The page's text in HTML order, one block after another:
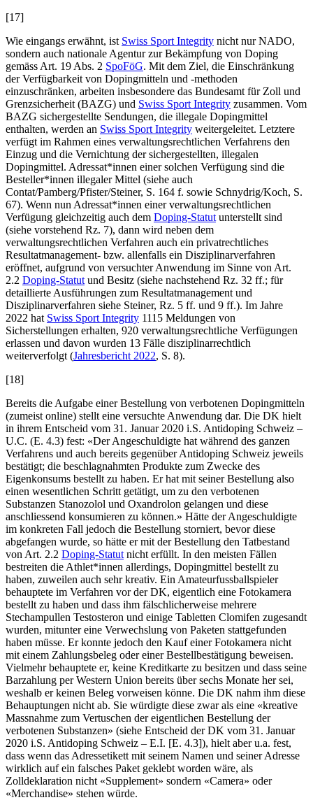
[17]
Wie eingangs erwähnt, ist Swiss Sport Integrity nicht nur NADO,
sondern auch nationale Agentur zur Bekämpfung von Doping
gemäss Art. 19 Abs. 2 SpoFöG. Mit dem Ziel, die Einschränkung
der Verfügbarkeit von Dopingmitteln und -methoden
einzuschränken, arbeiten insbesondere das Bundesamt für Zoll und
Grenzsicherheit (BAZG) und Swiss Sport Integrity zusammen. Vom
BAZG sichergestellte Sendungen, die illegale Dopingmittel
enthalten, werden an Swiss Sport Integrity weitergeleitet. Letztere
verfügt im Rahmen eines verwaltungsrechtlichen Verfahrens den
Einzug und die Vernichtung der sichergestellten, illegalen
Dopingmittel. Adressat*innen einer solchen Verfügung sind die
Besteller*innen illegaler Mittel (siehe auch
Contat/Pamberg/Pfister/Steiner, S. 164 f. sowie Schnydrig/Koch, S.
67). Wenn nun Adressat*innen einer verwaltungsrechtlichen
Verfügung gleichzeitig auch dem Doping-Statut unterstellt sind
(siehe vorstehend Rz. 7), dann wird neben dem
verwaltungsrechtlichen Verfahren auch ein privatrechtliches
Resultatmanagement- bzw. allenfalls ein Disziplinarverfahren
eröffnet, aufgrund von versuchter Anwendung im Sinne von Art.
2.2 Doping-Statut und Besitz (siehe nachstehend Rz. 32 ff.; für
detaillierte Ausführungen zum Resultatmanagement und
Disziplinarverfahren siehe Steiner, Rz. 5 ff. und 9 ff.). Im Jahre
2022 hat Swiss Sport Integrity 1115 Meldungen von
Sicherstellungen erhalten, 920 verwaltungsrechtliche Verfügungen
erlassen und davon wurden 13 Fälle disziplinarrechtlich
weiterverfolgt (Jahresbericht 2022, S. 8).
[18]
Bereits die Aufgabe einer Bestellung von verbotenen Dopingmitteln
(zumeist online) stellt eine versuchte Anwendung dar. Die DK hielt
in ihrem Entscheid vom 31. Januar 2020 i.S. Antidoping Schweiz –
U.C. (E. 4.3) fest: «Der Angeschuldigte hat während des ganzen
Verfahrens und auch bereits gegenüber Antidoping Schweiz jeweils
bestätigt; die beschlagnahmten Produkte zum Zwecke des
Eigenkonsums bestellt zu haben. Er hat mit seiner Bestellung also
einen wesentlichen Schritt getätigt, um zu den verbotenen
Substanzen Stanozolol und Oxandrolon gelangen und diese
anschliessend konsumieren zu können.» Hätte der Angeschuldigte
im konkreten Fall jedoch die Bestellung storniert, bevor diese
abgefangen wurde, so hätte er mit der Bestellung den Tatbestand
von Art. 2.2 Doping-Statut nicht erfüllt. In den meisten Fällen
bestreiten die Athlet*innen allerdings, Dopingmittel bestellt zu
haben, zuweilen auch sehr kreativ. Ein Amateurfussballspieler
behauptete im Verfahren vor der DK, eigentlich eine Fotokamera
bestellt zu haben und dass ihm fälschlicherweise mehrere
Stechampullen Testosteron und einige Tabletten Clomifen zugesandt
wurden, mitunter eine Verwechslung von Paketen stattgefunden
haben müsse. Er konnte jedoch den Kauf einer Fotokamera nicht
mit einem Zahlungsbeleg oder einer Bestellbestätigung beweisen.
Vielmehr behauptete er, keine Kreditkarte zu besitzen und dass seine
Barzahlung per Western Union bereits über sechs Monate her sei,
weshalb er keinen Beleg vorweisen könne. Die DK nahm ihm diese
Behauptungen nicht ab. Sie würdigte diese zwar als eine «kreative
Massnahme zum Vertuschen der eigentlichen Bestellung der
verbotenen Substanzen» (siehe Entscheid der DK vom 31. Januar
2020 i.S. Antidoping Schweiz – E.I. [E. 4.3]), hielt aber u.a. fest,
dass wenn das Adressetikett mit seinem Namen und seiner Adresse
wirklich auf ein falsches Paket geklebt worden wäre, als
Zolldeklaration nicht «Supplement» sondern «Camera» oder
«Merchandise» stehen würde.